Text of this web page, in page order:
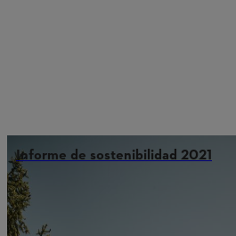
Informe de sostenibilidad 2021